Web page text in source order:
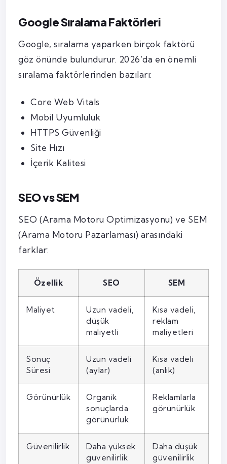
Google Sıralama Faktörleri
Google, sıralama yaparken birçok faktörü
göz önünde bulundurur. 2026’da en önemli
sıralama faktörlerinden bazıları:
Core Web Vitals
Mobil Uyumluluk
HTTPS Güvenliği
Site Hızı
İçerik Kalitesi
SEO vs SEM
SEO (Arama Motoru Optimizasyonu) ve SEM
(Arama Motoru Pazarlaması) arasındaki
farklar:
Özellik SEO SEM
Maliyet
Uzun vadeli,
düşük
maliyetli
Kısa vadeli,
reklam
maliyetleri
Sonuç
Süresi
Uzun vadeli
(aylar)
Kısa vadeli
(anlık)
Görünürlük
Organik
sonuçlarda
görünürlük
Reklamlarla
görünürlük
Güvenilirlik
Daha yüksek
güvenilirlik
Daha düşük
güvenilirlik